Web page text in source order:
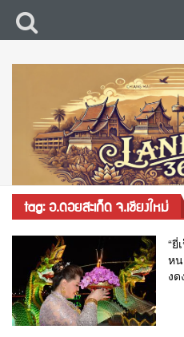
tag: อ.ดอยสะเก็ด จ.เชียงใหม่
“
หน
ง